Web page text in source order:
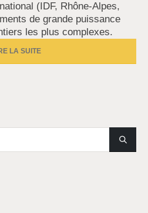
(IDF, Rhône-Alpes,
de grande puissance
les plus complexes.
LA SUITE